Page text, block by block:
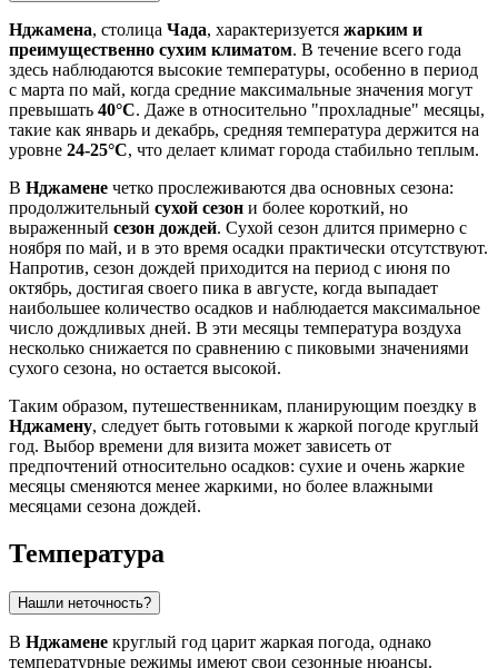
Нджамена, столица Чада, характеризуется жарким и
преимущественно сухим климатом. В течение всего года
здесь наблюдаются высокие температуры, особенно в период
с марта по май, когда средние максимальные значения могут
превышать 40°C. Даже в относительно "прохладные" месяцы,
такие как январь и декабрь, средняя температура держится на
уровне 24-25°C, что делает климат города стабильно теплым.
В Нджамене четко прослеживаются два основных сезона:
продолжительный сухой сезон и более короткий, но
выраженный сезон дождей. Сухой сезон длится примерно с
ноября по май, и в это время осадки практически отсутствуют.
Напротив, сезон дождей приходится на период с июня по
октябрь, достигая своего пика в августе, когда выпадает
наибольшее количество осадков и наблюдается максимальное
число дождливых дней. В эти месяцы температура воздуха
несколько снижается по сравнению с пиковыми значениями
сухого сезона, но остается высокой.
Таким образом, путешественникам, планирующим поездку в
Нджамену, следует быть готовыми к жаркой погоде круглый
год. Выбор времени для визита может зависеть от
предпочтений относительно осадков: сухие и очень жаркие
месяцы сменяются менее жаркими, но более влажными
месяцами сезона дождей.
Температура
Нашли неточность?
В Нджамене круглый год царит жаркая погода, однако
температурные режимы имеют свои сезонные нюансы.